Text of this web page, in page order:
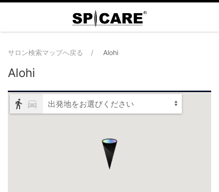
サロン検索マップへ戻る Alohi
Alohi
出発地をお選びください